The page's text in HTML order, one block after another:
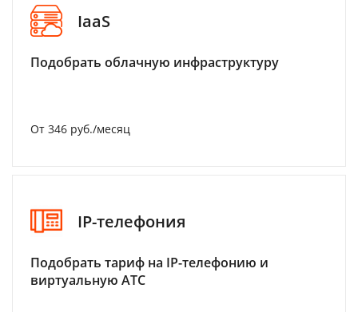
IaaS
Подобрать облачную инфраструктуру
От 346 руб./месяц
IP-телефония
Подобрать тариф на IP-телефонию и
виртуальную АТС